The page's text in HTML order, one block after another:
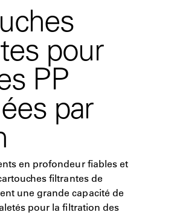
pour
PP
par
en profondeur fiables et
filtrantes de
une grande capacité de
pour la filtration des